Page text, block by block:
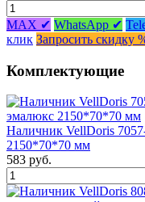
MAX ✔ WhatsApp ✔
клик Запросить скидку
Комплектующие
Наличник VellDoris
2150*70*70 мм
583 руб.